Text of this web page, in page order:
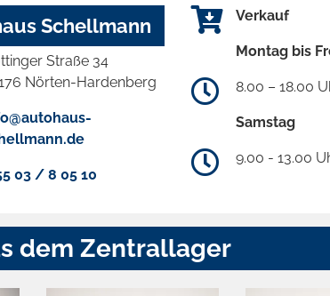
Schellmann
Straße 34
Nörten-Hardenberg
03 / 8 05 10
Verkauf
Montag bis
8.00 – 18.00
Samstag
9.00 - 13.00
dem Zentrallager